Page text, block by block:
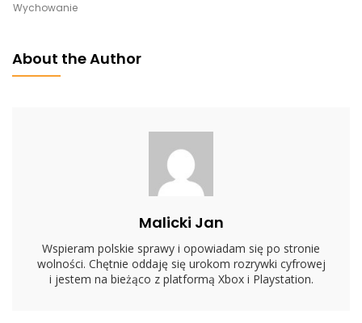
Wygarnął
Szefowi
Wychowanie
About the Author
Malicki Jan
Wspieram polskie sprawy i opowiadam się po stronie
wolności. Chętnie oddaję się urokom rozrywki cyfrowej
i jestem na bieżąco z platformą Xbox i Playstation.